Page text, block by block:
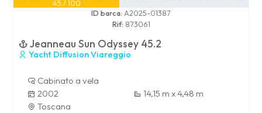
45 / 100
ID barca: A2025-01387
Rif: 873061
Jeanneau Sun Odyssey 45.2
Yacht Diffusion Viareggio
Cabinato a vela
2002
14,15 m x 4,48 m
Toscana